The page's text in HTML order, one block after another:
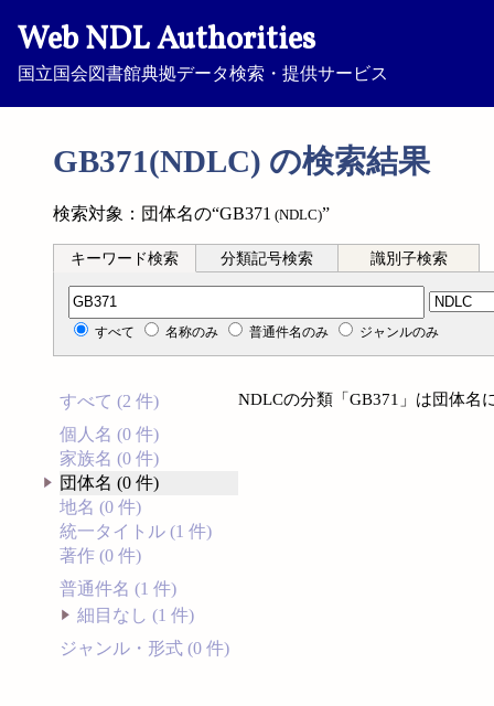
Web NDL Authorities
国立国会図書館典拠データ検索・提供サービス
GB371(NDLC) の検索結果
検索対象：団体名の“GB371 (NDLC)”
キーワード検索 分類記号検索 識別子検索
分類記号検索
すべて 名称のみ 普通件名のみ ジャンルのみ
すべて (2 件)
個人名 (0 件)
家族名 (0 件)
団体名 (0 件)
地名 (0 件)
統一タイトル (1 件)
著作 (0 件)
普通件名 (1 件)
細目なし (1 件)
ジャンル・形式 (0 件)
NDLCの分類「GB371」は団体名